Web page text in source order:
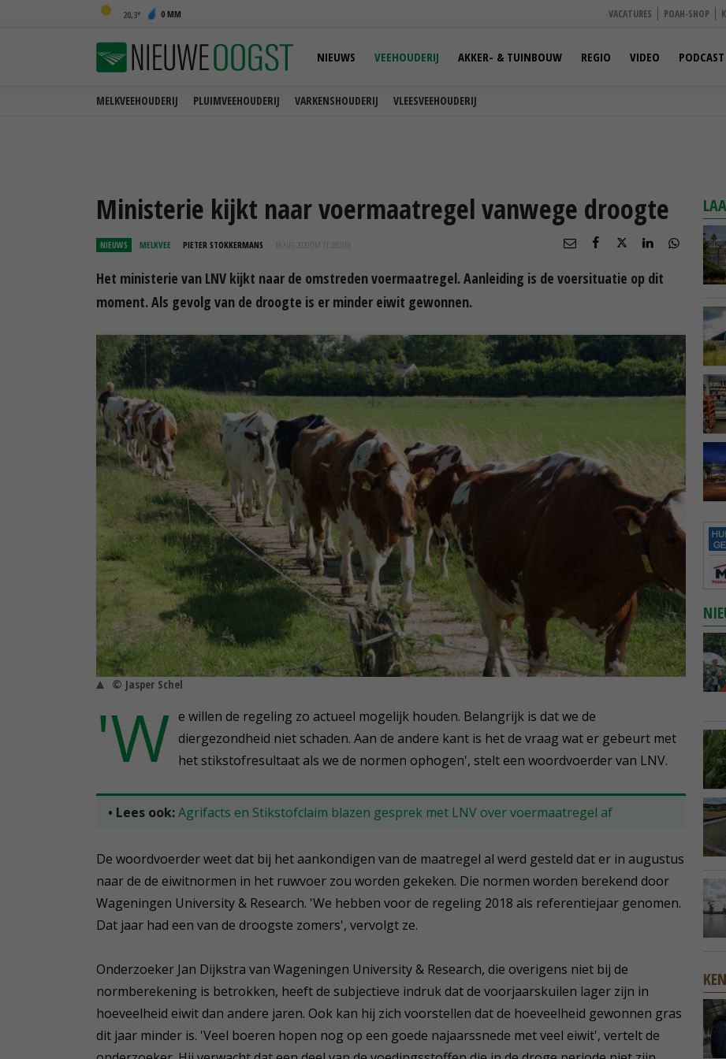
20,3 0 MM VACATURES POAH-SHOP
MELKVEEHOUDERIJ PLUIMVEEHOUDERIJ VARKENSHOUDERIJ VLEESVEEHOUDERIJ
NIEUWS VEEHOUDERIJ AKKER- & TUINBOUW REGIO VIDEO PODCAST
Ministerie kijkt naar voermaatregel vanwege droogte
NIEUWS MELKVEE PIETER STOKKERMANS 18 AUG 2020 OM 11:28
Het ministerie van LNV kijkt naar de omstreden voermaatregel. Aanleiding is de voersituatie op dit
moment. Als gevolg van de droogte is er minder eiwit gewonnen.
© Jasper Schel
'W e willen de regeling zo actueel mogelijk houden. Belangrijk is dat we de
diergezondheid niet schaden. Aan de andere kant is het de vraag wat er gebeurt met
het stikstofresultaat als we de normen ophogen', stelt een woordvoerder van LNV.
• Lees ook:Agrifacts en Stikstofclaim blazen gesprek met LNV over voermaatregel af
De woordvoerder weet dat bij het aankondigen van de maatregel al werd gesteld dat er in augustus
naar de de eiwitnormen in het ruwvoer zou worden gekeken. Die normen worden berekend door
Wageningen University & Research. 'We hebben voor de regeling 2018 als referentiejaar genomen.
Dat jaar had een van de droogste zomers', vervolgt ze.
Onderzoeker Jan Dijkstra van Wageningen University & Research, die overigens niet bij de
normberekening is betrokken, heeft de subjectieve indruk dat de voorjaarskuilen lager zijn in
hoeveelheid eiwit dan andere jaren. Ook kan hij zich voorstellen dat de hoeveelheid gewonnen gras
dit jaar minder is. 'Veel boeren hopen nog op een goede najaarssnede met veel eiwit', vertelt de